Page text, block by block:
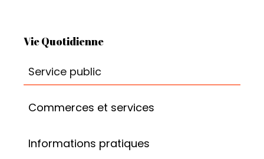
Vie Quotidienne
Service public
Commerces et services
Informations pratiques